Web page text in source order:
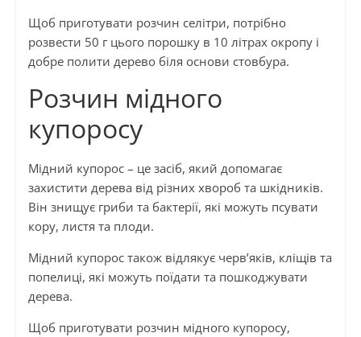
Щоб приготувати розчин селітри, потрібно
розвести 50 г цього порошку в 10 літрах окропу і
добре полити дерево біля основи стовбура.
Розчин мідного
купоросу
Мідний купорос – це засіб, який допомагає
захистити дерева від різних хвороб та шкідників.
Він знищує гриби та бактерії, які можуть псувати
кору, листя та плоди.
Мідний купорос також відлякує черв’яків, кліщів та
попелиці, які можуть поїдати та пошкоджувати
дерева.
Щоб приготувати розчин мідного купоросу,